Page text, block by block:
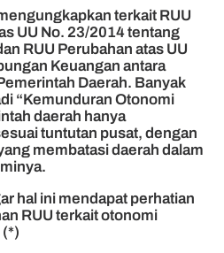
terkait RUU
UU No. 23/2014 tentang
RUU Perubahan atas UU
Keuangan antara
Daerah. Banyak
“Kemunduran Otonomi
daerah hanya
tuntutan pusat, dengan
membatasi daerah dalam
hal ini mendapat perhatian
RUU terkait otonomi
(*)